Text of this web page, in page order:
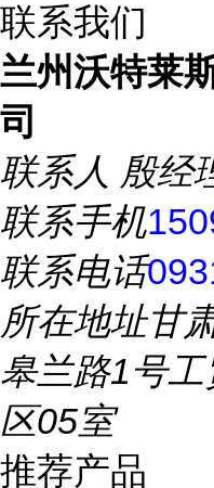
联系我们
兰州沃特莱
司
联系人 殷经
联系手机
联系电话
所在地址甘
皋兰路1号
区05室
推荐产品